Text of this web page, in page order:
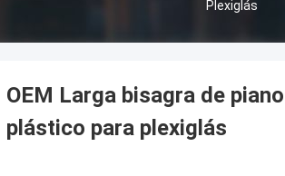
Plexiglás
OEM Larga bisagra de
plástico para plexiglás